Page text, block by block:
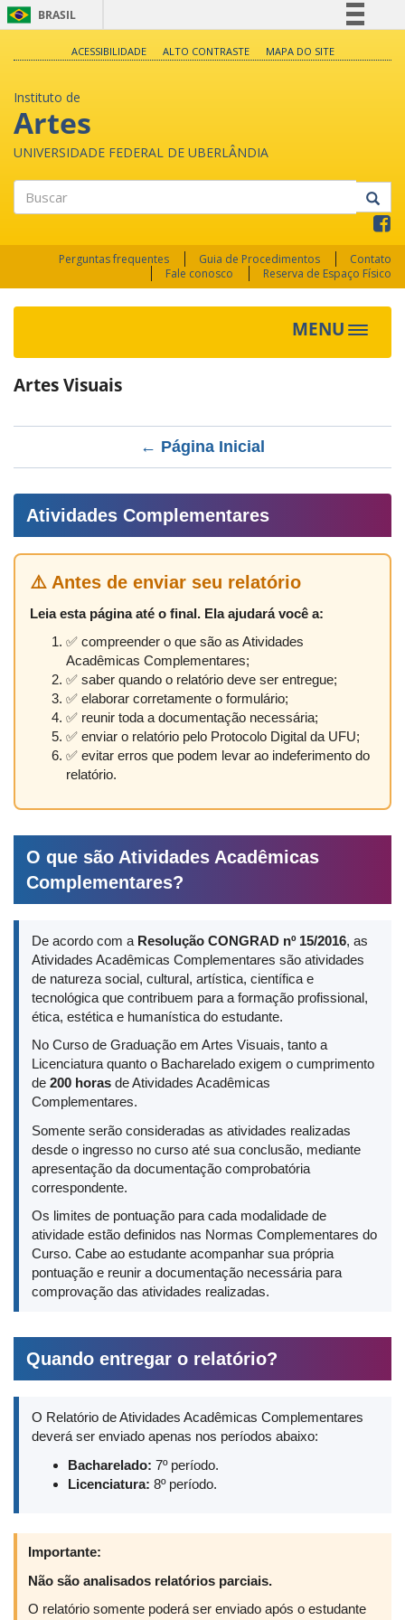
BRASIL
Legislação
Canais
ACESSIBILIDADE ALTO CONTRASTE MAPA DO SITE
Instituto de
Artes
UNIVERSIDADE FEDERAL DE UBERLÂNDIA
Perguntas frequentes Guia de Procedimentos
Contato
Fale conosco
Reserva de Espaço Físico
MENU
Toggle
Artes Visuais
← Página Inicial
Atividades Complementares
⚠️ Antes de enviar seu relatório
Leia esta página até o final. Ela ajudará você a:
✅ compreender o que são as Atividades
Acadêmicas Complementares;
✅ saber quando o relatório deve ser entregue;
✅ elaborar corretamente o formulário;
✅ reunir toda a documentação necessária;
✅ enviar o relatório pelo Protocolo Digital da UFU;
✅ evitar erros que podem levar ao indeferimento do
relatório.
O que são Atividades Acadêmicas
Complementares?
De acordo com a Resolução CONGRAD nº 15/2016, as
Atividades Acadêmicas Complementares são atividades
de natureza social, cultural, artística, científica e
tecnológica que contribuem para a formação profissional,
ética, estética e humanística do estudante.
No Curso de Graduação em Artes Visuais, tanto a
Licenciatura quanto o Bacharelado exigem o cumprimento
de 200 horas de Atividades Acadêmicas
Complementares.
Somente serão consideradas as atividades realizadas
desde o ingresso no curso até sua conclusão, mediante
apresentação da documentação comprobatória
correspondente.
Os limites de pontuação para cada modalidade de
atividade estão definidos nas Normas Complementares do
Curso. Cabe ao estudante acompanhar sua própria
pontuação e reunir a documentação necessária para
comprovação das atividades realizadas.
Quando entregar o relatório?
O Relatório de Atividades Acadêmicas Complementares
deverá ser enviado apenas nos períodos abaixo:
Bacharelado: 7º período.
Licenciatura: 8º período.
Importante:
Não são analisados relatórios parciais.
O relatório somente poderá ser enviado após o estudante